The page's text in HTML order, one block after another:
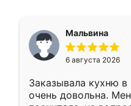
Мальвина
6 августа 2026
Заказывала кухню в
очень довольна.